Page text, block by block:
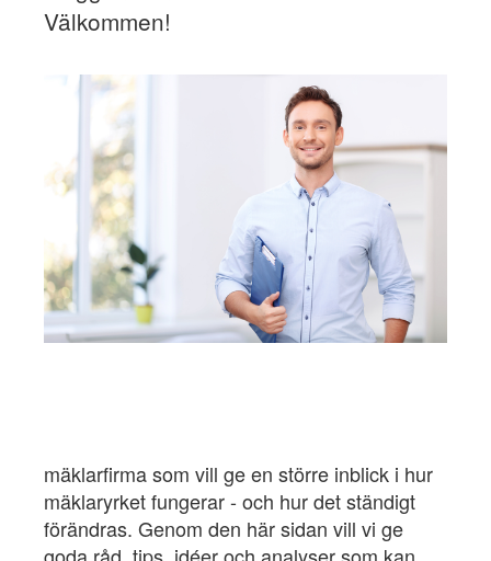
Välkommen!
mäklarfirma som vill ge en större inblick i hur
mäklaryrket fungerar - och hur det ständigt
förändras. Genom den här sidan vill vi ge